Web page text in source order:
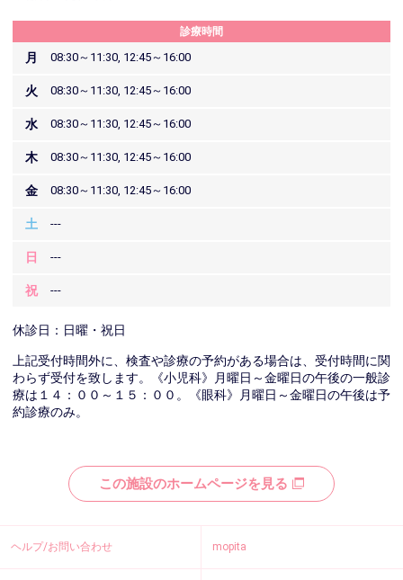
診療時間
月 08:30～11:30, 12:45～16:00
火 08:30～11:30, 12:45～16:00
水 08:30～11:30, 12:45～16:00
木 08:30～11:30, 12:45～16:00
金 08:30～11:30, 12:45～16:00
土 ---
日 ---
祝 ---
休診日：日曜・祝日
上記受付時間外に、検査や診療の予約がある場合は、受付時間に関
わらず受付を致します。《小児科》月曜日～金曜日の午後の一般診
療は１４：００～１５：００。《眼科》月曜日～金曜日の午後は予
約診療のみ。
この施設のホームページを見る
ヘルプ/お問い合わせ mopita